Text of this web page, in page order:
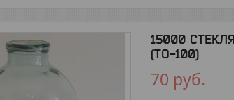
15000
(ТО-100)
70 руб.